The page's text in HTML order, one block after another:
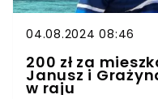
04.08.2024 08:46
200 zł za
Janusz i
w raju